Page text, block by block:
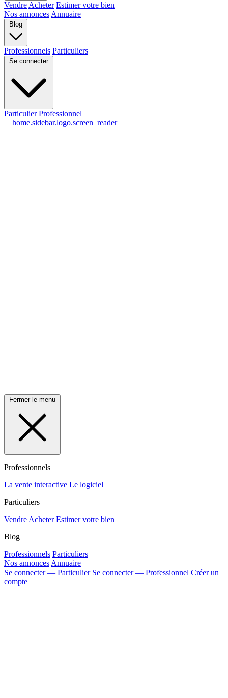
Vendre Acheter Estimer votre bien
Nos annonces Annuaire
Blog
Professionnels Particuliers
Se connecter
Particulier Professionnel
__home.sidebar.logo.screen_reader
Fermer le menu
Professionnels
La vente interactive Le logiciel
Particuliers
Vendre Acheter Estimer votre bien
Blog
Professionnels Particuliers
Nos annonces Annuaire
Se connecter — Particulier Se connecter — Professionnel Créer un
compte